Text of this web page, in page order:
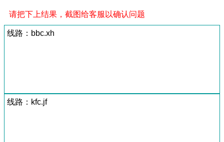
请把下上结果，截图给客服以确认问题
线路：bbc.xh
线路：kfc.jf